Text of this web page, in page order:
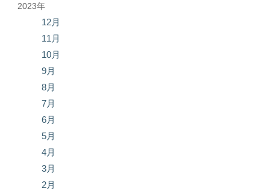
2023年
12月
11月
10月
9月
8月
7月
6月
5月
4月
3月
2月